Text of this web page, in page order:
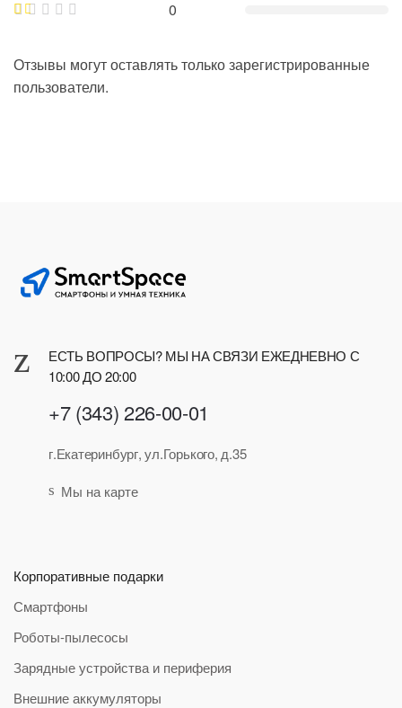
0
Отзывы могут оставлять только зарегистрированные
пользователи.
ЕСТЬ ВОПРОСЫ? МЫ НА СВЯЗИ ЕЖЕДНЕВНО С
10:00 ДО 20:00
+7 (343) 226-00-01
г.Екатеринбург, ул.Горького, д.35
Мы на карте
Корпоративные подарки
Смартфоны
Роботы-пылесосы
Зарядные устройства и периферия
Внешние аккумуляторы